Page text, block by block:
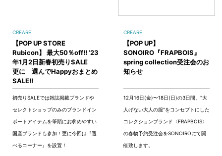
CREARE
【POP UP STORE
Rubicon】 最大50％off!! ‘23
年1月2日新春初売りSALE
更に 選んでHappyおまとめ
SALE!!
初売りSALEでは雑誌掲載ブランドや
セレクトショップのみのブランドイン
ポートアイテムを筆頭にお求めやすい
国産ブランドも参加！更に今回は『選
べるコーナー』を設置！
CREARE
【POP UP】
SONOIRO『FRAPBOIS』
spring collection受注会のお
知らせ
12月16日(金)〜18日(日)の3日間、"大
人げない大人の服"をコンセプトにした
コレクションブランド〈FRAPBOIS〉
の春物予約受注会をSONOIROにて開
催致します。